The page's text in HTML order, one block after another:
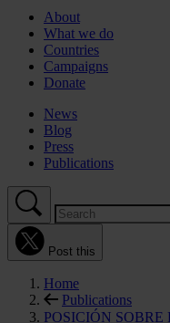
About
What we do
Countries
Campaigns
Donate
News
Blog
Press
Publications
Post this
Home
Publications
POSICIÓN